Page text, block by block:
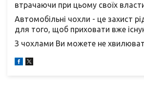
втрачаючи при цьому своїх
Автомобільні чохли - це захист
для того, щоб приховати вже
З чохлами Ви можете не